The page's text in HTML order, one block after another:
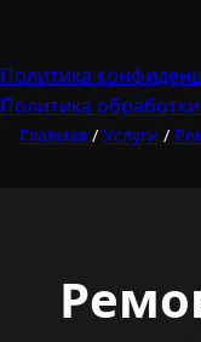
Политика
Политика
Главная / Услуги /